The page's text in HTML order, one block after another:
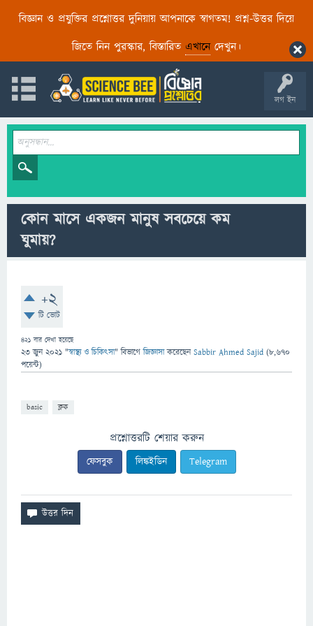
বিজ্ঞান ও প্রযুক্তির প্রশ্নোত্তর দুনিয়ায় আপনাকে স্বাগতম! প্রশ্ন-উত্তর দিয়ে
জিতে নিন পুরস্কার, বিস্তারিত এখানেদেখুন।
লগ ইন
কোন মাসে একজন মানুষ সবচেয়ে কম
ঘুমায়?
+2
টি ভোট
421 বার দেখা হয়েছে
23 জুন 2021 "স্বাস্থ্য ও চিকিৎসা" বিভাগে জিজ্ঞাসাকরেছেনSabbir Ahmed Sajid (8,670
পয়েন্ট)
basic ক্লক
প্রশ্নোত্তরটি শেয়ার করুন
ফেসবুক লিঙ্কইডিন Telegram